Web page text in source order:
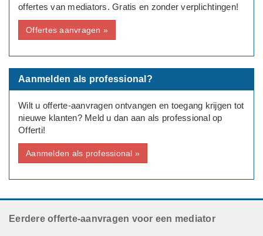
offertes van mediators. Gratis en zonder verplichtingen!
Offertes aanvragen »
Aanmelden als professional?
Wilt u offerte-aanvragen ontvangen en toegang krijgen tot
nieuwe klanten? Meld u dan aan als professional op
Offerti!
Aanmelden als professional »
Eerdere offerte-aanvragen voor een mediator